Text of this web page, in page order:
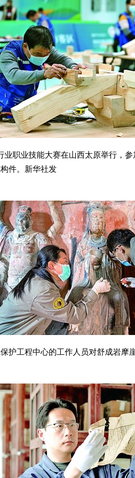
职业技能大赛在山西太原举行，参
件。新华社发
工程中心的工作人员对舒成岩摩